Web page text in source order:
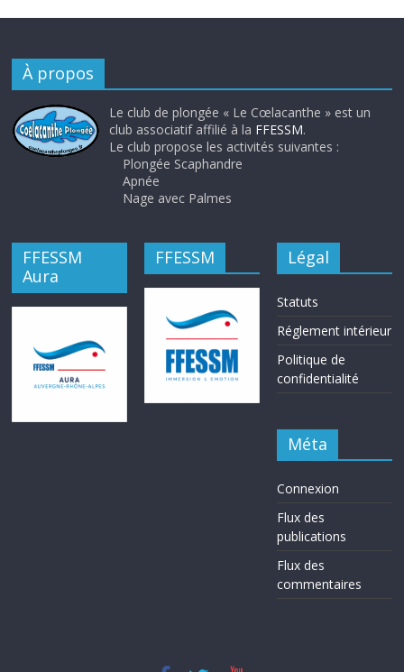
À propos
Le club de plongée « Le Cœlacanthe » est un
club associatif affilié à la FFESSM.
Le club propose les activités suivantes :
Plongée Scaphandre
Apnée
Nage avec Palmes
FFESSM
Aura
FFESSM Légal
Statuts
Réglement intérieur
Politique de
confidentialité
Méta
Connexion
Flux des
publications
Flux des
commentaires